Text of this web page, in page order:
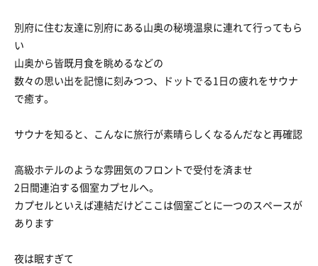
別府に住む友達に別府にある山奥の秘境温泉に連れて行ってもら
い
山奥から皆既月食を眺めるなどの
数々の思い出を記憶に刻みつつ、ドットでる1日の疲れをサウナ
で癒す。
サウナを知ると、こんなに旅行が素晴らしくなるんだなと再確認
高級ホテルのような雰囲気のフロントで受付を済ませ
2日間連泊する個室カプセルへ。
カプセルといえば連結だけどここは個室ごとに一つのスペースが
あります
夜は眠すぎて